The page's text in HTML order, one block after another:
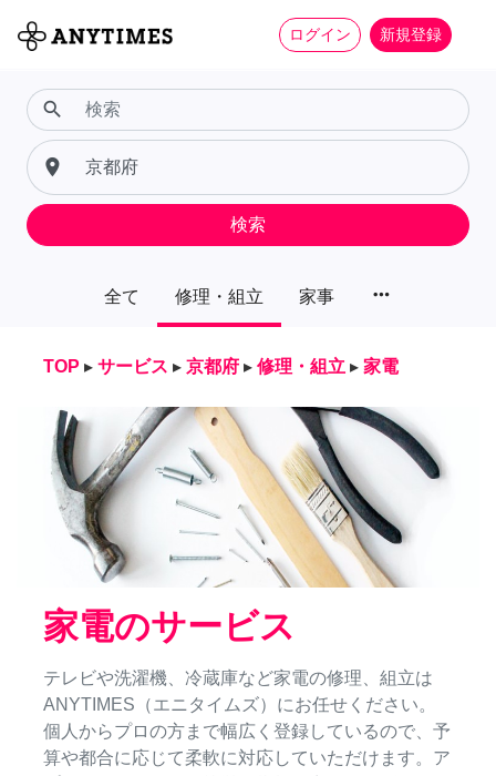
ログイン 新規登録
全て 修理・組立 家事 more_horiz
search
place
検索
TOP ▸ サービス ▸ 京都府 ▸ 修理・組立 ▸ 家電
家電のサービス
テレビや洗濯機、冷蔵庫など家電の修理、組立は
ANYTIMES（エニタイムズ）にお任せください。
個人からプロの方まで幅広く登録しているので、予
算や都合に応じて柔軟に対応していただけます。ア